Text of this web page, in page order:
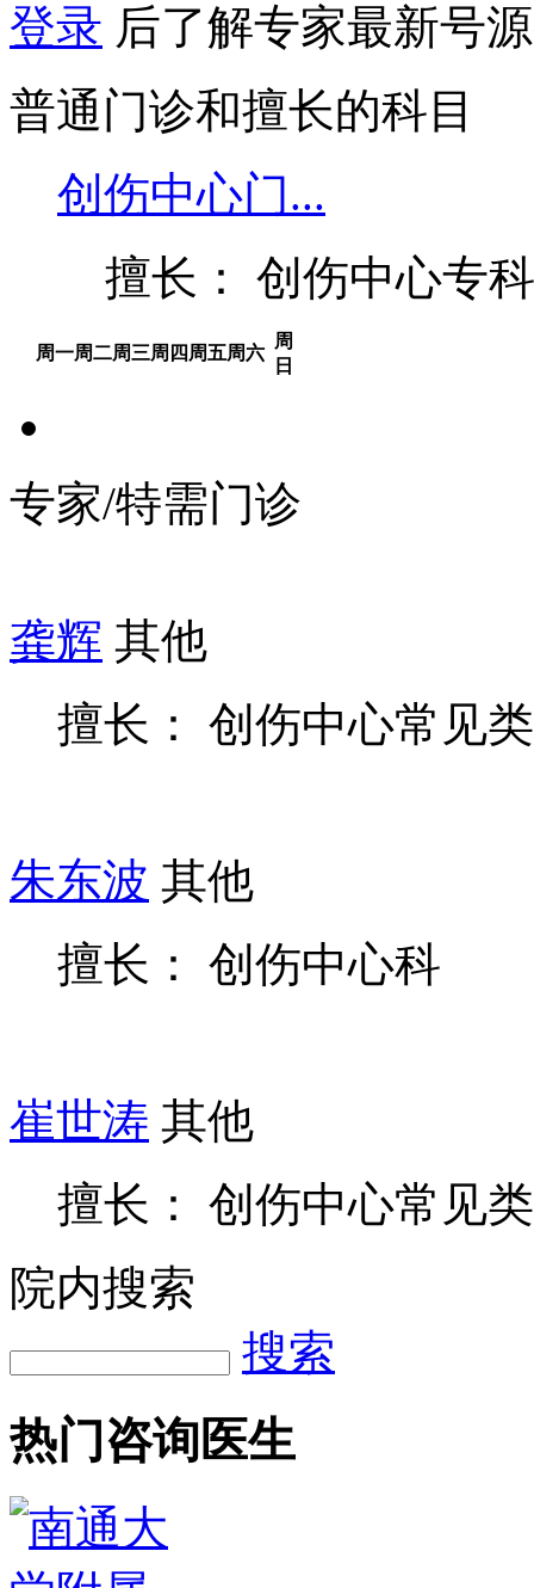
登录 后了解专家最新号
普通门诊和擅长的科目
创伤中心门...
擅长： 创伤中心专科
周一周二周三周四 周五周六
周
日
专家/特需门诊
龚辉 其他
擅长： 创伤中心常见
朱东波 其他
擅长： 创伤中心科
崔世涛 其他
擅长： 创伤中心常见
院内搜索
搜索
热门咨询医生